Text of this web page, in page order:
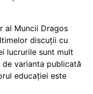
al Muncii Dragos
discuții cu
lucrurile sunt mult
varianta publicată
educației este